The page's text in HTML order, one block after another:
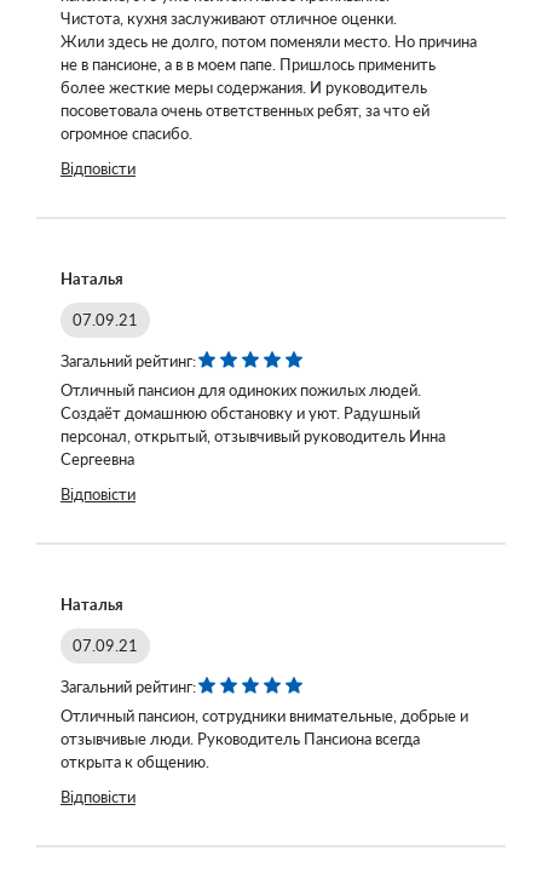
Чистота, кухня заслуживают отличное оценки.
Жили здесь не долго, потом поменяли место. Но причина
не в пансионе, а в в моем папе. Пришлось применить
более жесткие меры содержания. И руководитель
посоветовала очень ответственных ребят, за что ей
огромное спасибо.
Відповісти
Наталья
07.09.21
Загальний рейтинг:
Отличный пансион для одиноких пожилых людей.
Создаёт домашнюю обстановку и уют. Радушный
персонал, открытый, отзывчивый руководитель Инна
Сергеевна
Відповісти
Наталья
07.09.21
Загальний рейтинг:
Отличный пансион, сотрудники внимательные, добрые и
отзывчивые люди. Руководитель Пансиона всегда
открыта к общению.
Відповісти